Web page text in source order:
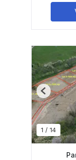
1 / 14
Previous